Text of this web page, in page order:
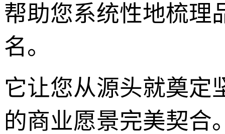
帮助您系统性地梳理
名。
它让您从源头就奠定
的商业愿景完美契合